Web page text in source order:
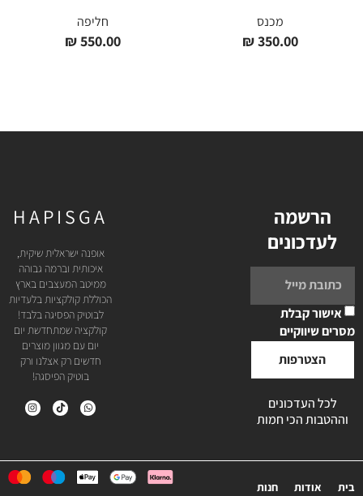
מכנס
350.00
₪
חליפה
550.00
₪
הרשמה
לעדכונים
אישור קבלת
מסרים שיווקיים
הצטרפות
לכל העדכונים
וההטבות הכי חמות
HAPISGA
אופנה ישראלית שיקית,
איכותית וברמה גבוהה
ממיטב המעצבים בארץ
הכוללת קולקציות בלעדיות
לבוטיק הפסיגה בלבד!
קולקציה שמתחדשת יום
יום עם מגוון מוצרים
חדשים רק אצלנו ורק
בוטיק הפיסגה!
בית אודות חנות